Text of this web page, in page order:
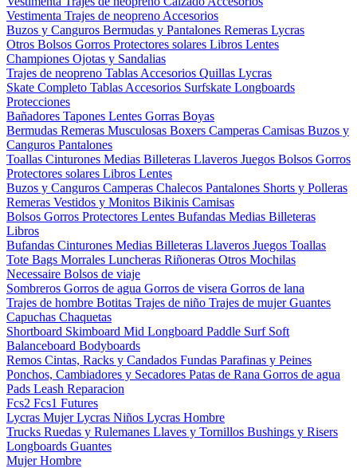
Vestimenta Trajes de neopreno Accesorios
Buzos y Canguros Bermudas y Pantalones Remeras Lycras
Otros Bolsos Gorros Protectores solares Libros Lentes
Championes Ojotas y Sandalias
Trajes de neopreno Tablas Accesorios Quillas Lycras
Skate Completo Tablas Accesorios Surfskate Longboards
Protecciones
Bañadores Tapones Lentes Gorras Boyas
Bermudas Remeras Musculosas Boxers Camperas Camisas Buzos y
Canguros Pantalones
Toallas Cinturones Medias Billeteras Llaveros Juegos Bolsos Gorros
Protectores solares Libros Lentes
Buzos y Canguros Camperas Chalecos Pantalones Shorts y Polleras
Remeras Vestidos y Monitos Bikinis Camisas
Bolsos Gorros Protectores Lentes Bufandas Medias Billeteras
Libros
Bufandas Cinturones Medias Billeteras Llaveros Juegos Toallas
Tote Bags Morrales Luncheras Riñoneras Otros Mochilas
Necessaire Bolsos de viaje
Sombreros Gorros de agua Gorros de visera Gorros de lana
Trajes de hombre Botitas Trajes de niño Trajes de mujerGuantes
Capuchas Chaquetas
Shortboard Skimboard Mid Longboard Paddle Surf Soft
Balanceboard Bodyboards
Remos Cintas, Racks y Candados Fundas Parafinas y Peines
Ponchos, Cambiadores y Secadores Patas de Rana Gorros de agua
Pads Leash Reparacion
Fcs2 Fcs1 Futures
Lycras MujerLycras Niños Lycras Hombre
Trucks Ruedas y Rulemanes Llaves y Tornillos Bushings y Risers
Longboards Guantes
MujerHombre